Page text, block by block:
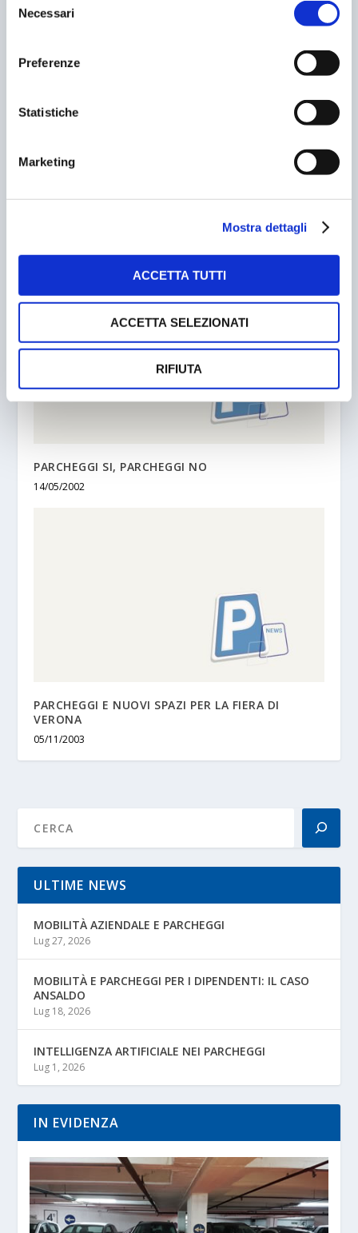
delNecessari
Preferenze
Statistiche
Marketing
Mostra dettagli
ACCETTA TUTTI
ACCETTA SELEZIONATI
RIFIUTA
APPUNTAMENTO A GIUGNO 2022
PARCHEGGI SI, PARCHEGGI NO
14/05/2002
PARCHEGGI E NUOVI SPAZI PER LA FIERA DI
VERONA
05/11/2003
ULTIME NEWS
MOBILITÀ AZIENDALE E PARCHEGGI
Lug 27, 2026
MOBILITÀ E PARCHEGGI PER I DIPENDENTI: IL CASO
ANSALDO
Lug 18, 2026
INTELLIGENZA ARTIFICIALE NEI PARCHEGGI
Lug 1, 2026
IN EVIDENZA